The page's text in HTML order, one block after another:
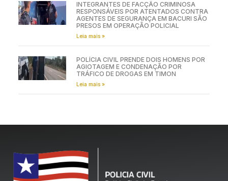
INTEGRANTES DE FACÇÃO CRIMINOSA
RESPONSÁVEIS POR ATENTADOS CONTRA
AGENTES DE SEGURANÇA EM BACURI SÃO
PRESOS EM OPERAÇÃO POLICIAL
Leia mais »
POLÍCIA CIVIL PRENDE DOIS HOMENS POR
AGIOTAGEM E CONDENAÇÃO POR
TRÁFICO DE DROGAS EM TIMON
Leia mais »